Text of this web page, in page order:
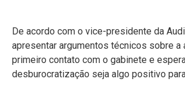
De acordo com o vice-presidente da
apresentar argumentos técnicos sobre
primeiro contato com o gabinete e
desburocratização seja algo positivo